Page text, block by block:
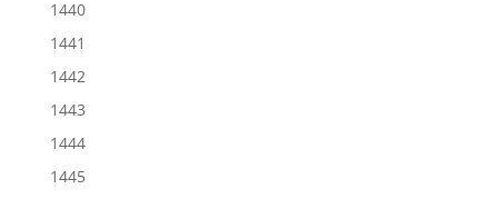
1440
1441
1442
1443
1444
1445